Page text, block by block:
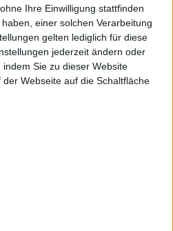
Ihre Einwilligung stattfinden
einer solchen Verarbeitung
gelten lediglich für diese
jederzeit ändern oder
Sie zu dieser Website
Webseite auf die Schaltfläche
Selbstironie ist es, durch die
den beiden Szenen
“OFF“ tatsächlich ziemlich
die Metal-Fans in der
erste echte Gehversuche im
nehmen und sich bei